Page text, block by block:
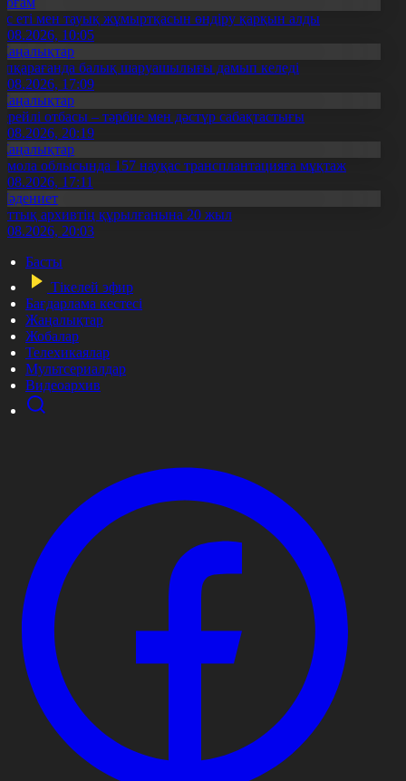
еті мен тауық жұмыртқасын өндіру қарқын алды
10:05
балық шаруашылығы дамып келеді
17:09
отбасы – тәрбие мен дәстүр сабақтастығы
20:19
облысында 157 науқас трансплантацияға мұқтаж
17:11
архивтің құрылғанына 20 жыл
20:03
Басты
Тікелей эфир
Бағдарлама кестесі
Жаңалықтар
Жобалар
Телехикаялар
Мультсериалдар
Видеоархив